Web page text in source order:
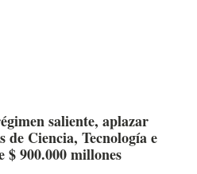
saliente, aplazar
de Ciencia, Tecnología e
$ 900.000 millones